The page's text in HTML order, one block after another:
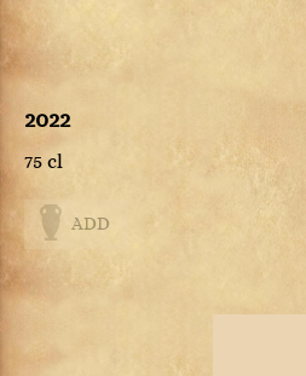
2022
75 cl
ADD